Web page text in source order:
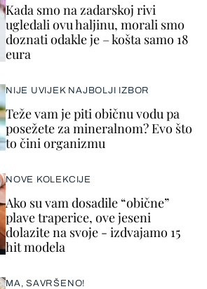
Kada smo na zadarskoj rivi
ugledali ovu haljinu, morali smo
doznati odakle je – košta samo 18
eura
NIJE UVIJEK NAJBOLJI IZBOR
Teže vam je piti običnu vodu pa
posežete za mineralnom? Evo što
to čini organizmu
NOVE KOLEKCIJE
Ako su vam dosadile “obične”
plave traperice, ove jeseni
dolazite na svoje - izdvajamo 15
hit modela
MA, SAVRŠENO!